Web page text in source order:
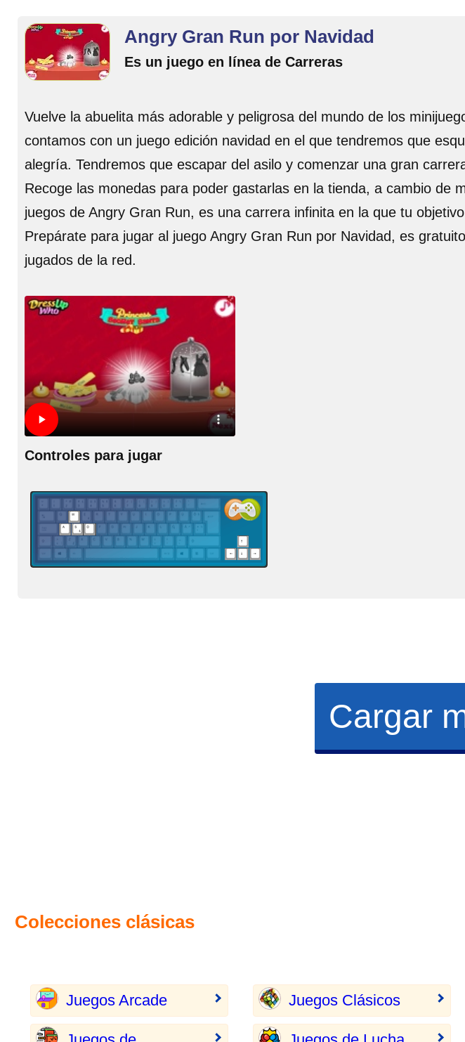
Angry Gran Run por Navidad
Es un juego en línea de Carreras
Vuelve la abuelita más adorable y peligrosa del mundo de los
contamos con un juego edición navidad en el que tendremos que
alegría. Tendremos que escapar del asilo y comenzar una gran
Recoge las monedas para poder gastarlas en la tienda, a cambio de
juegos de Angry Gran Run, es una carrera infinita en la que tu
Prepárate para jugar al juego Angry Gran Run por Navidad, es
jugados de la red.
Controles para jugar
Cargar
Colecciones clásicas
Juegos Arcade Juegos Clásicos